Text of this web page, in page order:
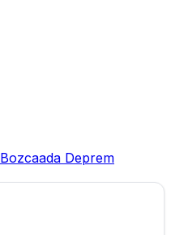
Bozcaada Deprem